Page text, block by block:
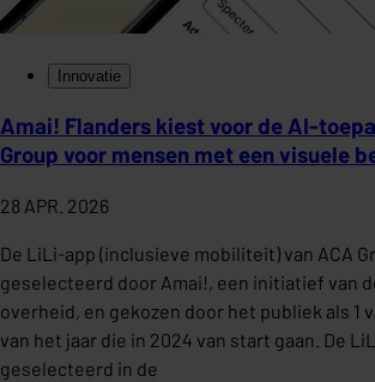
Innovatie
Amai! Flanders kiest voor de AI-
Group voor mensen met een visuele
28 APR. 2026
De LiLi-app (inclusieve mobiliteit) van ACA
geselecteerd door Amai!, een initiatief van
overheid, en gekozen door het publiek als 1
van het jaar die in 2024 van start gaan. De
geselecteerd in de